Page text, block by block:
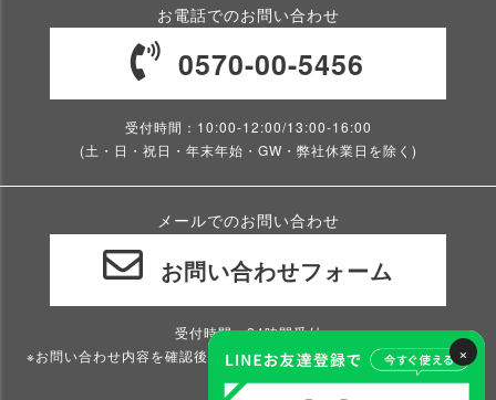
×
お電話でのお問い合わせ
0570-00-5456
受付時間：10:00-12:00/13:00-16:00
(土・日・祝日・年末年始・GW・弊社休業日を除く)
メールでのお問い合わせ
お問い合わせフォーム
受付時間：24時間受付
※お問い合わせ内容を確認後、2～3営業日以内にご返信いたします。